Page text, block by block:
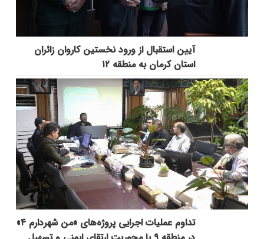
آیین استقبال از ورود نخستین کاروان زائران
استان کرمان به منطقه ۱۲
تداوم عملیات اجرایی پروژه‌های «من شهردارم ۴»